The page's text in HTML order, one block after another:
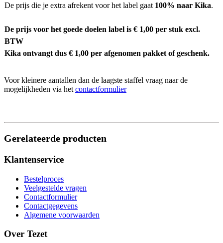
De prijs die je extra afrekent voor het label gaat 100% naar Kika.
De prijs voor het goede doelen label is € 1,00 per stuk excl.
BTW
Kika ontvangt dus € 1,00 per afgenomen pakket of geschenk.
Voor kleinere aantallen dan de laagste staffel vraag naar de
mogelijkheden via het contactformulier
Gerelateerde producten
Klantenservice
Bestelproces
Veelgestelde vragen
Contactformulier
Contactgegevens
Algemene voorwaarden
Over Tezet